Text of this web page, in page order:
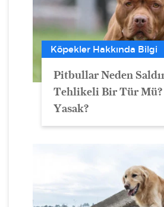
Köpekler Hakkında Bilgi
Pitbullar Neden
Tehlikeli Bir Tür Mü?
Yasak?